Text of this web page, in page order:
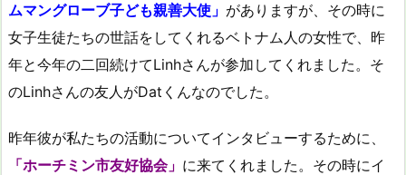
ムマングローブ子ども親善大使」 がありますが、その時に
女子生徒たちの世話をしてくれるベトナム人の女性で、昨
年と今年の二回続けてLinhさんが参加してくれました。そ
のLinhさんの友人がDatくんなのでした。
昨年彼が私たちの活動についてインタビューするために、
「ホーチミン市友好協会」 に来てくれました。その時にイ